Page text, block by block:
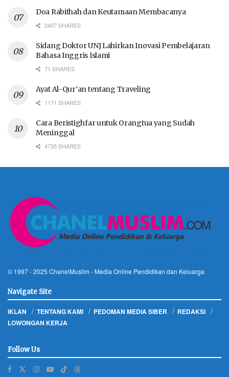
Doa Rabithah dan Keutamaan Membacanya
2407 SHARES
Sidang Doktor UNJ Lahirkan Inovasi Pembelajaran
Bahasa Inggris Islami
71 SHARES
Ayat Al-Qur’an tentang Traveling
1171 SHARES
Cara Beristighfar untuk Orangtua yang Sudah
Meninggal
4735 SHARES
© 1997 - 2025 ChanelMuslim - Media Online Pendidikan dan Keluarga
Navigate Site
IKLAN TENTANG KAMI PEDOMAN MEDIA SIBER
REDAKSI
LOWONGAN KERJA
Follow Us